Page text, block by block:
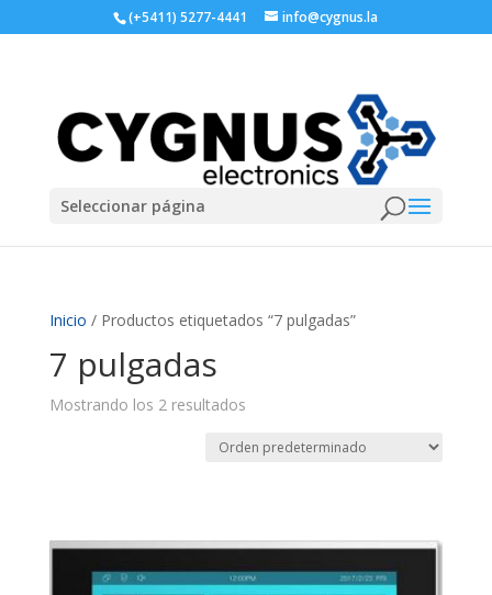
(+5411) 5277-4441 info@cygnus.la
Seleccionar página
Inicio / Productos etiquetados “7 pulgadas”
7 pulgadas
Mostrando los 2 resultados